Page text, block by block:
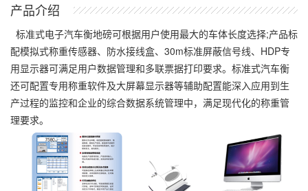
产品介绍
标准式电子汽车衡地磅可根据用户使用最大的车体长度选择;产品标
配模拟式称重传感器、防水接线盒、30m标准屏蔽信号线、HDP专
用显示器可满足用户数据管理和多联票据打印要求。标准式汽车衡
还可配置专用称重软件及大屏幕显示器等辅助配置能深入应用到生
产过程的监控和企业的综合数据系统管理中，满足现代化的称重管
理要求。